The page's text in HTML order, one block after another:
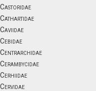
Castoridae
Cathartidae
Caviidae
Cebidae
Centrarchidae
Cerambycidae
Cerhiidae
Cervidae